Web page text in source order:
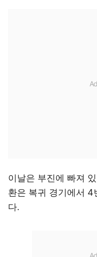
이날은 부진에 빠져
환은 복귀 경기에서
다.